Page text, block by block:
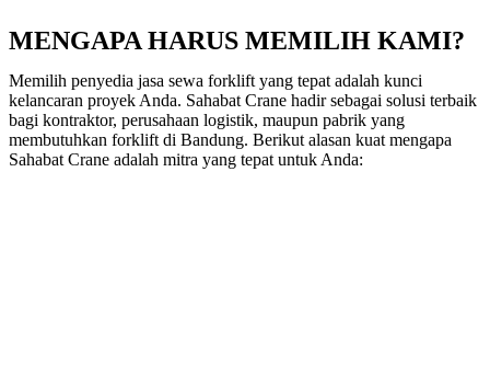
MENGAPA HARUS MEMILIH KAMI?
Memilih penyedia jasa sewa forklift yang tepat adalah kunci
kelancaran proyek Anda. Sahabat Crane hadir sebagai solusi terbaik
bagi kontraktor, perusahaan logistik, maupun pabrik yang
membutuhkan forklift di Bandung. Berikut alasan kuat mengapa
Sahabat Crane adalah mitra yang tepat untuk Anda: